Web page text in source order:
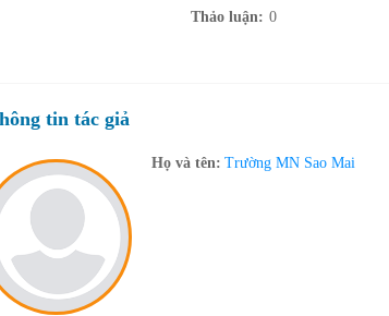
Thảo luận: 0
tin tác giả
Họ và tên: Trường MN Sao Mai